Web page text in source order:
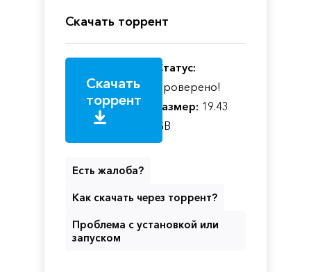
Скачать торрент
Скачать
торрент
Статус:
Проверено!
Размер: 19.43
GB
Есть жалоба?
Как скачать через торрент?
Проблема с установкой или
запуском